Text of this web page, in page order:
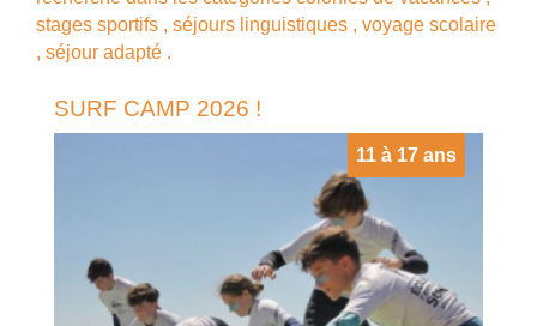
stages sportifs , séjours linguistiques , voyage scolaire
, séjour adapté .
SURF CAMP 2026 !
11 à 17 ans